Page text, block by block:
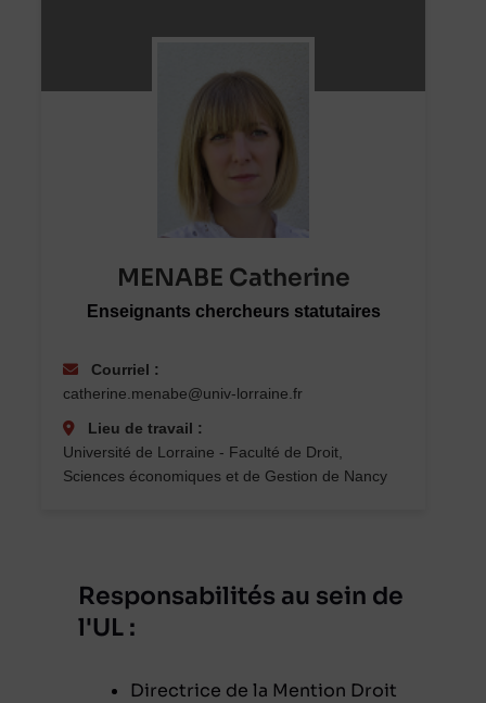
MENABE Catherine
Enseignants chercheurs statutaires
Courriel :
catherine.menabe@univ-lorraine.fr
Lieu de travail :
Université de Lorraine - Faculté de Droit,
Sciences économiques et de Gestion de Nancy
Responsabilités au sein de
l'UL :
Directrice de la Mention Droit